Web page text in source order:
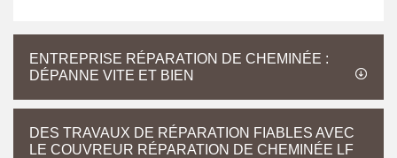
ENTREPRISE RÉPARATION DE CHEMINÉE :
DÉPANNE VITE ET BIEN
DES TRAVAUX DE RÉPARATION FIABLES AVEC
LE COUVREUR RÉPARATION DE CHEMINÉE LF